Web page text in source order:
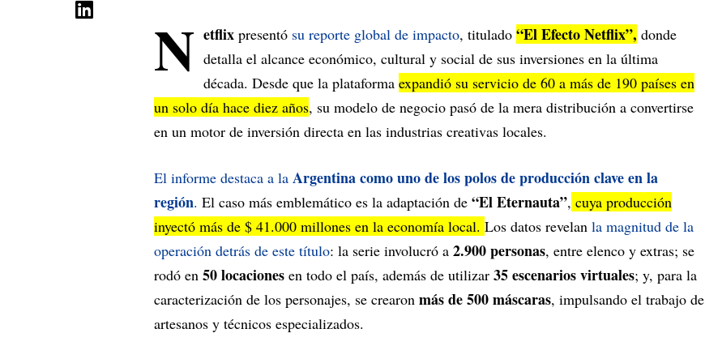
N etflix presentó su reporte global de impacto, titulado “El Efecto Netflix”, donde
detalla el alcance económico, cultural y social de sus inversiones en la última
década. Desde que la plataforma expandió su servicio de 60 a más de 190 países en
un solo día hace diez años, su modelo de negocio pasó de la mera distribución a convertirse
en un motor de inversión directa en las industrias creativas locales.
El informe destaca a la Argentina como uno de los polos de producción clave en la
región. El caso más emblemático es la adaptación de “El Eternauta”, cuya producción
inyectó más de $ 41.000 millones en la economía local. Los datos revelan la magnitud de la
operación detrás de este título: la serie involucró a 2.900 personas, entre elenco y extras; se
rodó en 50 locaciones en todo el país, además de utilizar 35 escenarios virtuales; y, para la
caracterización de los personajes, se crearon más de 500 máscaras, impulsando el trabajo de
artesanos y técnicos especializados.